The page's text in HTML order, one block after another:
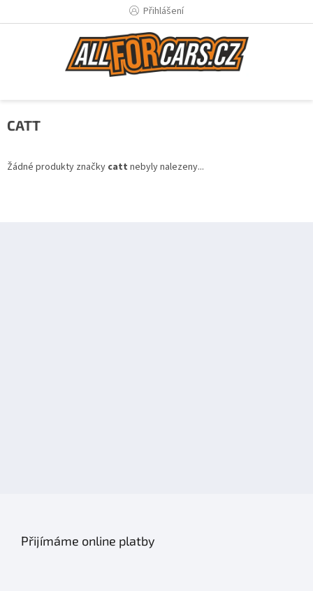
Přihlášení
CATT
Žádné produkty značky catt nebyly nalezeny...
Přijímáme online platby